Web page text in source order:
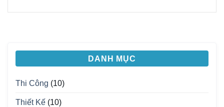
DANH MỤC
Thi Công (10)
Thiết Kế (10)